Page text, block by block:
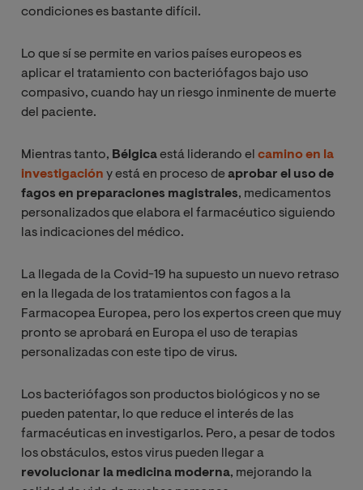
condiciones es bastante difícil.
Lo que sí se permite en varios países europeos es
aplicar el tratamiento con bacteriófagos bajo uso
compasivo, cuando hay un riesgo inminente de muerte
del paciente.
Mientras tanto, Bélgicaestá liderando el camino en la
investigación y está en proceso deaprobar el uso de
fagos en preparaciones magistrales, medicamentos
personalizados que elabora el farmacéutico siguiendo
las indicaciones del médico.
La llegada de la Covid-19 ha supuesto un nuevo retraso
en la llegada de los tratamientos con fagos a la
Farmacopea Europea, pero los expertos creen que muy
pronto se aprobará en Europa el uso de terapias
personalizadas con este tipo de virus.
Los bacteriófagos son productos biológicos y no se
pueden patentar, lo que reduce el interés de las
farmacéuticas en investigarlos. Pero, a pesar de todos
los obstáculos, estos virus pueden llegar a
revolucionar la medicina moderna, mejorando la